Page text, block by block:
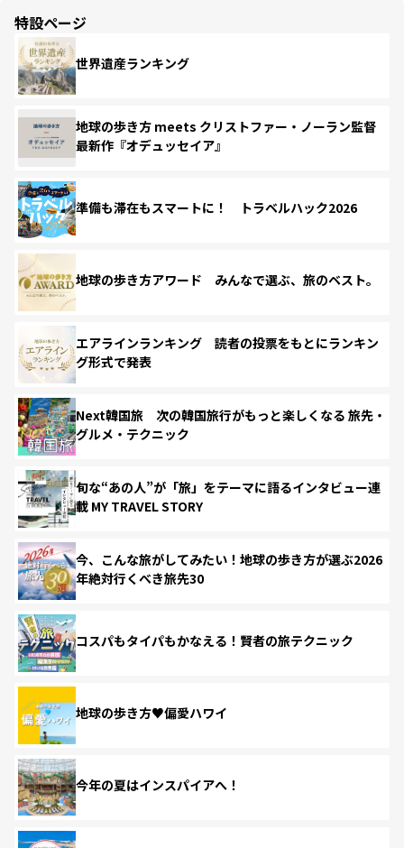
特設ページ
世界遺産ランキング
地球の歩き方 meets クリストファー・ノーラン監督
最新作『オデュッセイア』
準備も滞在もスマートに！ トラベルハック2026
地球の歩き方アワード みんなで選ぶ、旅のベスト。
エアラインランキング 読者の投票をもとにランキン
グ形式で発表
Next韓国旅 次の韓国旅行がもっと楽しくなる 旅先・
グルメ・テクニック
旬な“あの人”が「旅」をテーマに語るインタビュー連
載 MY TRAVEL STORY
今、こんな旅がしてみたい！地球の歩き方が選ぶ2026
年絶対行くべき旅先30
コスパもタイパもかなえる！賢者の旅テクニック
地球の歩き方♥偏愛ハワイ
今年の夏はインスパイアへ！